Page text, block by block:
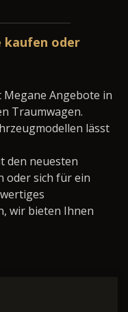
kaufen oder
Megane Angebote in
Traumwagen.
lässt
den neuesten
oder sich für ein
wir bieten Ihnen